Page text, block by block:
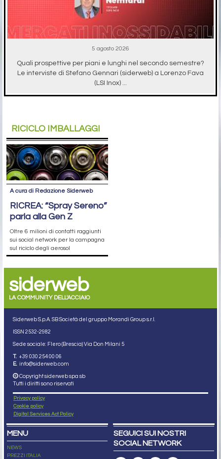
5 agosto 2026
Quali prospettive per piani e lunghi nel secondo semestre?
Le interviste di Stefano Gennari (siderweb) a Lorenzo Fava
(LSI Inox) ...
RICICLO IMBALLAGGI
A cura di Redazione Siderweb
RICREA: “Spray Sereno”
parla alla Gen Z
Oltre 6 milioni di contatti raggiunti
sui social network per la campagna
sul riciclo degli aerosol
siderweb
LA COMMUNITY DELL'ACCIAIO
Siderweb S.p.A. SB Società del gruppo Morandi Group s.r.l.
ISSN 2532-2982
Sede sociale: Flero (Brescia) Via Don Milani 5
T. +39 030 254 00 06
E. info@siderweb.com
Copyright siderweb spa sb
Tutti i diritti sono riservati
Privacy policy
Cookie policy
Digital Services Act Policy
MENU
NEWS
PREZZI ITALIA
SEGUICI SUI NOSTRI
SOCIAL NETWORK